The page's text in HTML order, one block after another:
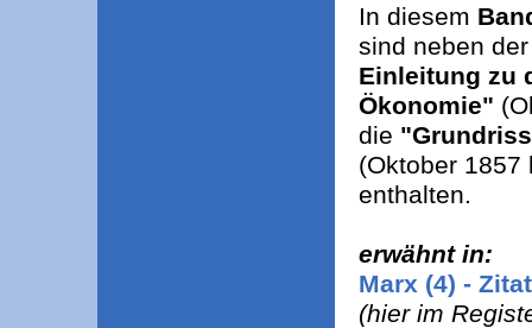
In diesem
sind neben der
Einleitung zu
Ökonomie"
die
(Oktober 1857
enthalten.
erwähnt in:
Marx (4) -
(hier im